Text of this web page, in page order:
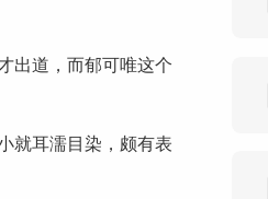
出道，而郁可唯这个
就耳濡目染，颇有表